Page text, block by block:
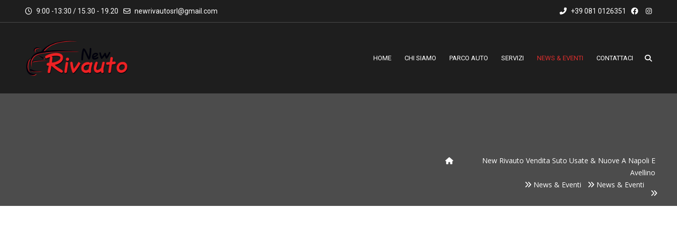
9:00 -13:30 / 15.30 - 19.20 newrivautosrl@gmail.com +39 081 0126351
HOME CHI SIAMO PARCO AUTO SERVIZI NEWS & EVENTI CONTATTACI
New Rivauto Vendita Suto Usate & Nuove A Napoli E
Avellino
News & Eventi
News & Eventi